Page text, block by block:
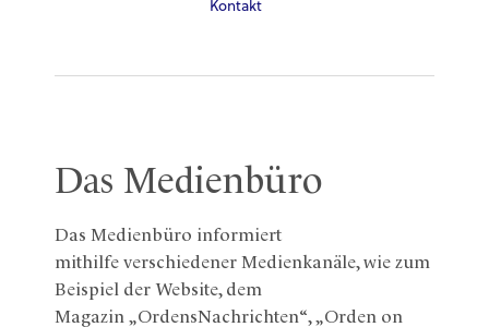
Kontakt
Das Medienbüro
Das Medienbüro informiert
mithilfe verschiedener Medienkanäle, wie zum
Beispiel der Website, dem
Magazin „OrdensNachrichten“, „Orden on